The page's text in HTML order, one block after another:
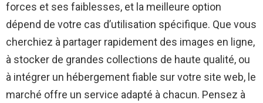
forces et ses faiblesses, et la meilleure option
dépend de votre cas d’utilisation spécifique. Que vous
cherchiez à partager rapidement des images en ligne,
à stocker de grandes collections de haute qualité, ou
à intégrer un hébergement fiable sur votre site web, le
marché offre un service adapté à chacun. Pensez à